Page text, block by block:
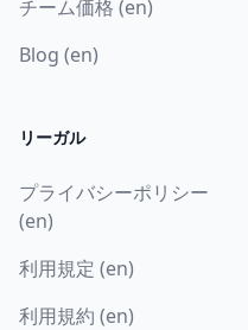
チーム価格 (en)
Blog (en)
リーガル
プライバシーポリシー
(en)
利用規定 (en)
利用規約 (en)